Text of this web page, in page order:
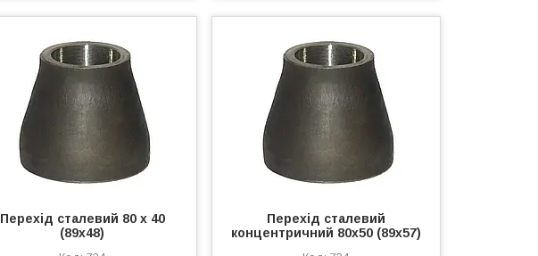
Перехід сталевий 80 х 40
(89х48)
Перехід сталевий
концентричний 80х50 (89х57)